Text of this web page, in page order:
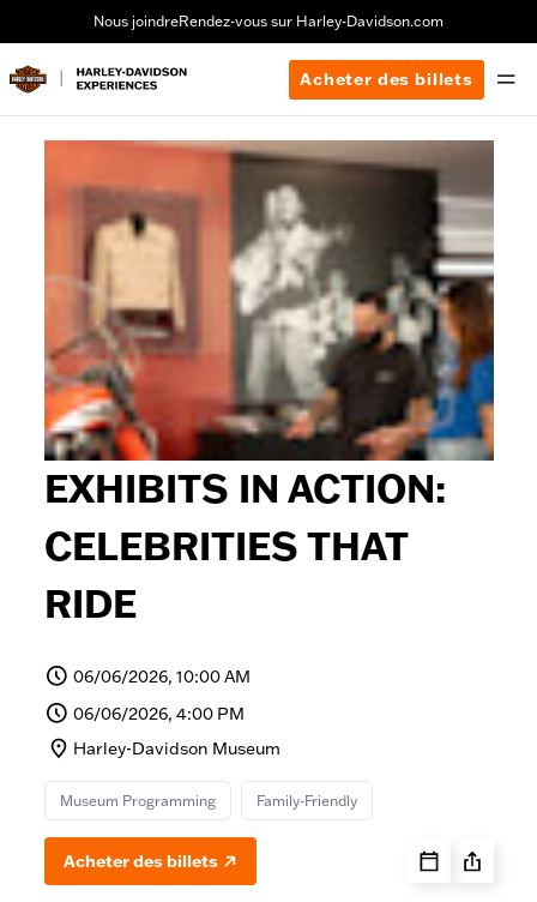
Nous joindreRendez-vous sur Harley-Davidson.com
Acheter des billets
EXHIBITS IN ACTION:
CELEBRITIES THAT
RIDE
06/06/2026, 10:00 AM
06/06/2026, 4:00 PM
Harley-Davidson Museum
Museum Programming Family-Friendly
Acheter des billets